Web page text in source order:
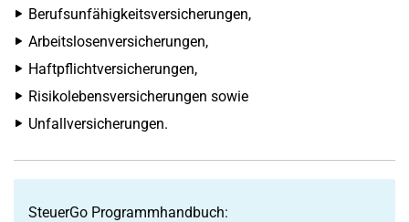
Berufsunfähigkeitsversicherungen,
Arbeitslosenversicherungen,
Haftpflichtversicherungen,
Risikolebensversicherungen sowie
Unfallversicherungen.
SteuerGo Programmhandbuch: